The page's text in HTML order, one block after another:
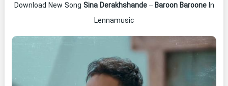
Download New Song Sina Derakhshande– Baroon BarooneIn
Lennamusic